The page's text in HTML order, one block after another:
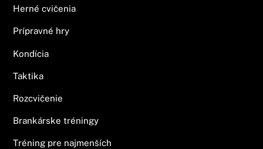
Herné cvičenia
Prípravné hry
Kondícia
Taktika
Rozcvičenie
Brankárske tréningy
Tréning pre najmenších